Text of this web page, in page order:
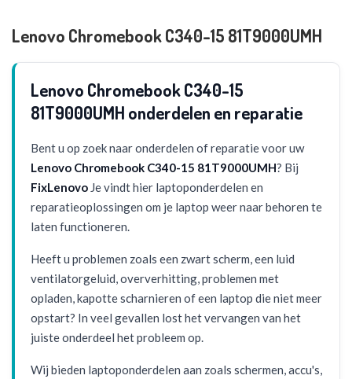
Lenovo Chromebook C340-15 81T9000UMH
Lenovo Chromebook C340-15
81T9000UMH onderdelen en reparatie
Bent u op zoek naar onderdelen of reparatie voor uw
Lenovo Chromebook C340-15 81T9000UMH? Bij
FixLenovo Je vindt hier laptoponderdelen en
reparatieoplossingen om je laptop weer naar behoren te
laten functioneren.
Heeft u problemen zoals een zwart scherm, een luid
ventilatorgeluid, oververhitting, problemen met
opladen, kapotte scharnieren of een laptop die niet meer
opstart? In veel gevallen lost het vervangen van het
juiste onderdeel het probleem op.
Wij bieden laptoponderdelen aan zoals schermen, accu's,